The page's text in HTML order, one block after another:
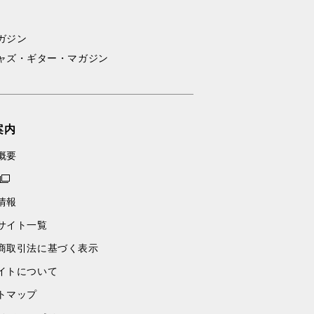
ジン
ズ・ギター・マガジン
内
要
報
イト一覧
取引法に基づく表示
トについて
マップ